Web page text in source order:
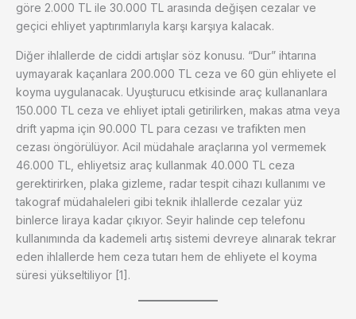
göre 2.000 TL ile 30.000 TL arasında değişen cezalar ve
geçici ehliyet yaptırımlarıyla karşı karşıya kalacak.
Diğer ihlallerde de ciddi artışlar söz konusu. “Dur” ihtarına
uymayarak kaçanlara 200.000 TL ceza ve 60 gün ehliyete el
koyma uygulanacak. Uyuşturucu etkisinde araç kullananlara
150.000 TL ceza ve ehliyet iptali getirilirken, makas atma veya
drift yapma için 90.000 TL para cezası ve trafikten men
cezası öngörülüyor. Acil müdahale araçlarına yol vermemek
46.000 TL, ehliyetsiz araç kullanmak 40.000 TL ceza
gerektirirken, plaka gizleme, radar tespit cihazı kullanımı ve
takograf müdahaleleri gibi teknik ihlallerde cezalar yüz
binlerce liraya kadar çıkıyor. Seyir halinde cep telefonu
kullanımında da kademeli artış sistemi devreye alınarak tekrar
eden ihlallerde hem ceza tutarı hem de ehliyete el koyma
süresi yükseltiliyor [1].